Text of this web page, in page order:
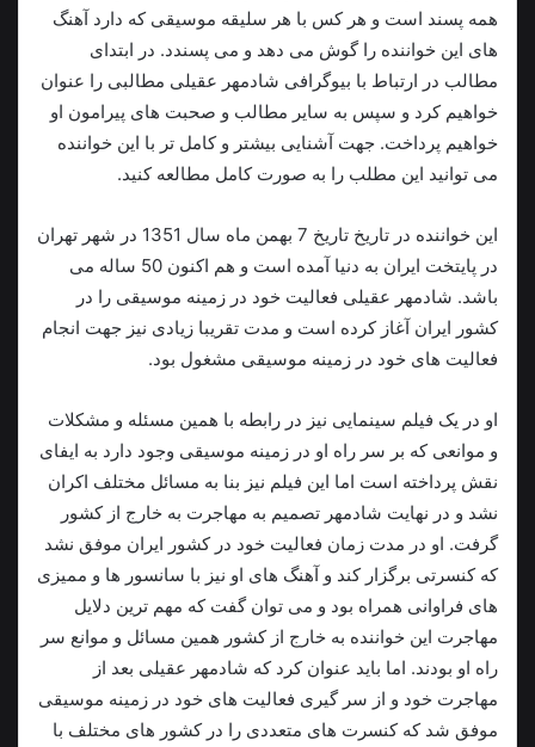
همه پسند است و هر کس با هر سلیقه موسيقی که دارد آهنگ
های این خواننده را گوش می دهد و می پسندد. در ابتدای
مطالب در ارتباط با بیوگرافی شادمهر عقیلی مطالبی را عنوان
خواهیم کرد و سپس به سایر مطالب و صحبت های پیرامون او
خواهیم پرداخت. جهت آشنایی بیشتر و کامل تر با این خواننده
می توانید این مطلب را به صورت کامل مطالعه کنید.
این خواننده در تاریخ تاریخ 7 بهمن ماه سال 1351 در شهر تهران
در پايتخت ایران به دنیا آمده است و هم اکنون 50 ساله می
باشد. شادمهر عقیلی فعالیت خود در زمینه موسیقی را در
کشور ایران آغاز کرده است و مدت تقریبا زیادی نیز جهت انجام
فعالیت های خود در زمینه موسیقی مشغول بود.
او در یک فیلم سینمایی نیز در رابطه با همین مسئله و مشکلات
و موانعی که بر سر راه او در زمینه موسیقی وجود دارد به ایفای
نقش پرداخته است اما این فیلم نیز بنا به مسائل مختلف اکران
نشد و در نهایت شادمهر تصميم به مهاجرت به خارج از کشور
گرفت. او در مدت زمان فعالیت خود در کشور ایران موفق نشد
که کنسرتی برگزار کند و آهنگ های او نیز با سانسور ها و ممیزی
های فراوانی همراه بود و می توان گفت که مهم ترین دلایل
مهاجرت این خواننده به خارج از کشور همین مسائل و موانع سر
راه او بودند. اما بايد عنوان‌ کرد که شادمهر عقیلی بعد از
مهاجرت خود و از سر گیری فعالیت های خود در زمینه موسیقی
موفق شد که کنسرت های متعددی را در کشور های مختلف با